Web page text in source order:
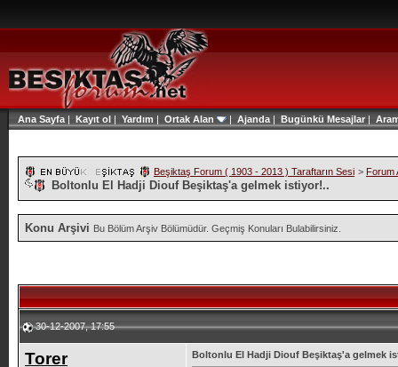
Ana Sayfa | Kayıt ol | Yardım | Ortak Alan | Ajanda | Bugünkü Mesajlar|
Beşiktaş Forum ( 1903 - 2013 ) Taraftarın Sesi > Forum
Boltonlu El Hadji Diouf Beşiktaş'a gelmek istiyor!..
Konu Arşivi Bu Bölüm Arşiv Bölümüdür. Geçmiş Konuları Bulabilirsiniz.
30-12-2007, 17:55
Torer Boltonlu El Hadji Diouf Beşiktaş'a gelmek